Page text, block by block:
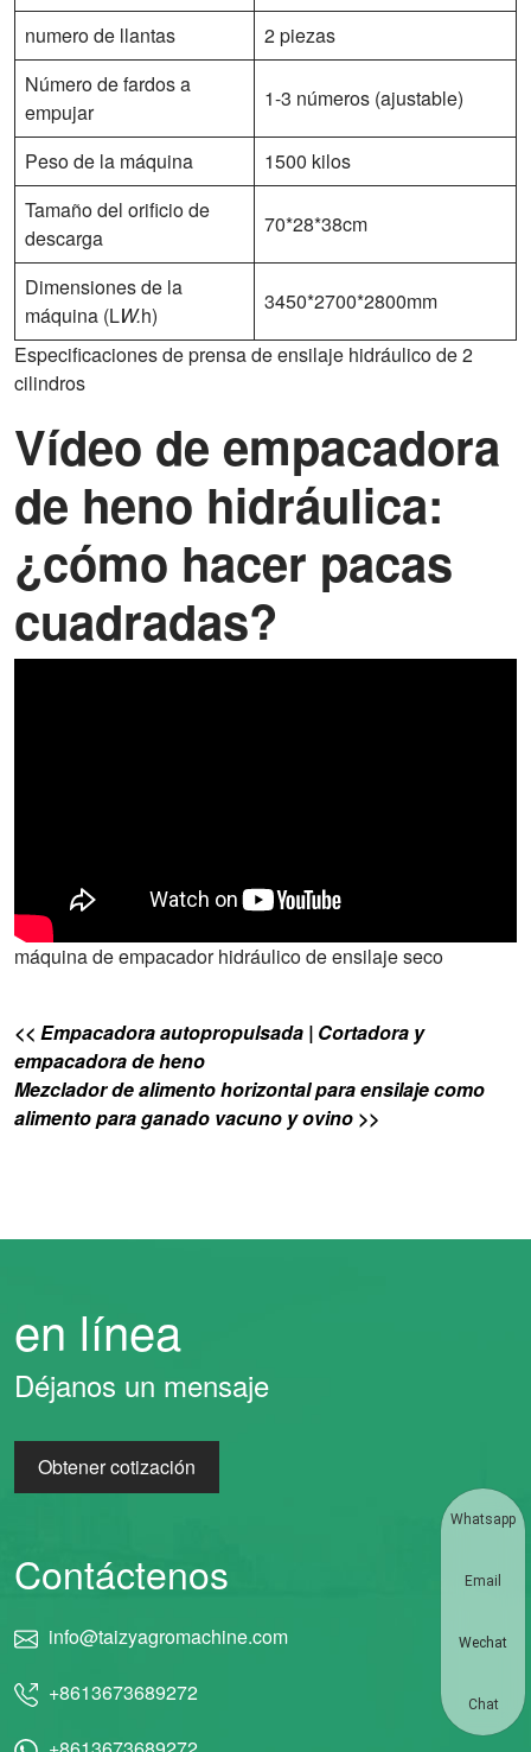
numero de llantas
2 piezas
Número de fardos a
empujar
1-3 números (ajustable)
Peso de la máquina
1500 kilos
Tamaño del orificio de
descarga
70*28*38cm
Dimensiones de la
máquina (LW.h)
3450*2700*2800mm
Especificaciones de prensa de ensilaje hidráulico de 2
cilindros
Vídeo de empacadora
de heno hidráulica:
¿cómo hacer pacas
cuadradas?
máquina de empacador hidráulico de ensilaje seco
<< Empacadora autopropulsada | Cortadora y
empacadora de heno
Mezclador de alimento horizontal para ensilaje como
alimento para ganado vacuno y ovino >>
en línea
Déjanos un mensaje
Obtener cotización
Contáctenos
info@taizyagromachine.com
+8613673689272
Whatsapp
Email
Wechat
Chat